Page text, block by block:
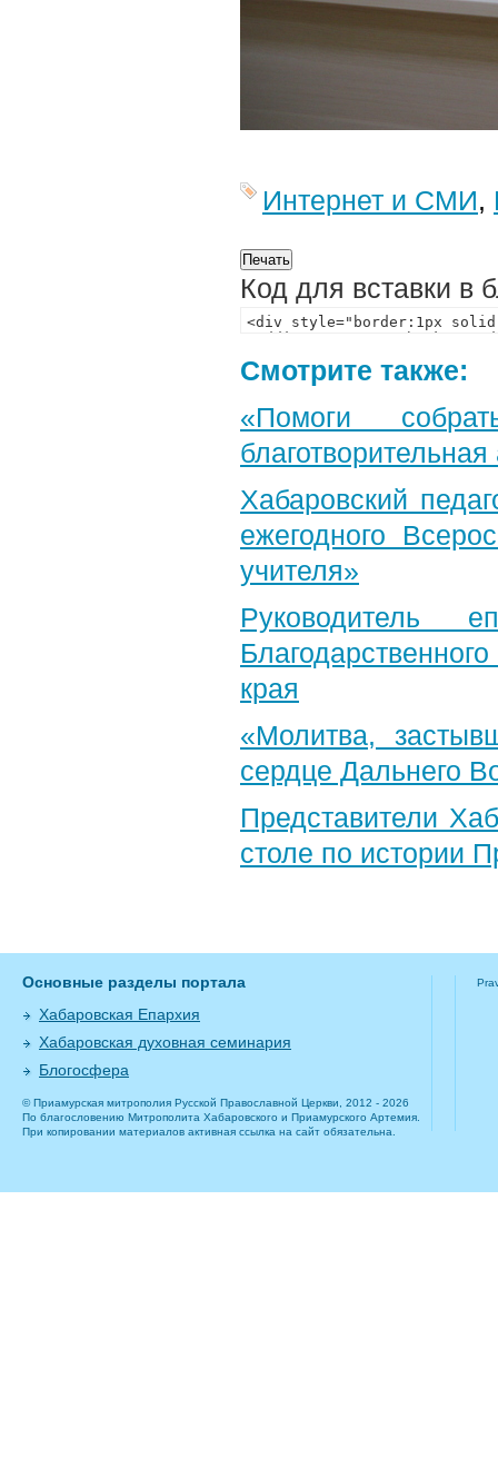
Интернет и СМИ,
Код для вставки в
Смотрите также:
«Помоги
Хабаровский
ежегодного
учителя»
Руководитель
края
«Молитва,
сердце Дальнего
Представители
столе по истории
Основные разделы портала
Хабаровская Епархия
Хабаровская духовная семинария
Блогосфера
© Приамурская митрополия Русской Православной Церкви, 2012 - 2026
По благословению Митрополита Хабаровского и Приамурского Артемия.
При копировании материалов активная ссылка на сайт обязательна.